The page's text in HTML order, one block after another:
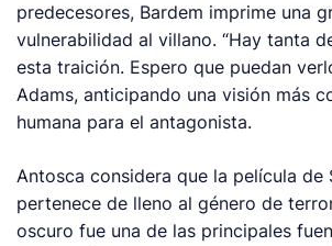
predecesores, Bardem imprime una
vulnerabilidad al villano. “Hay tanta
esta traición. Espero que puedan
Adams, anticipando una visión más
humana para el antagonista.
Antosca considera que la película de
pertenece de lleno al género de
oscuro fue una de las principales